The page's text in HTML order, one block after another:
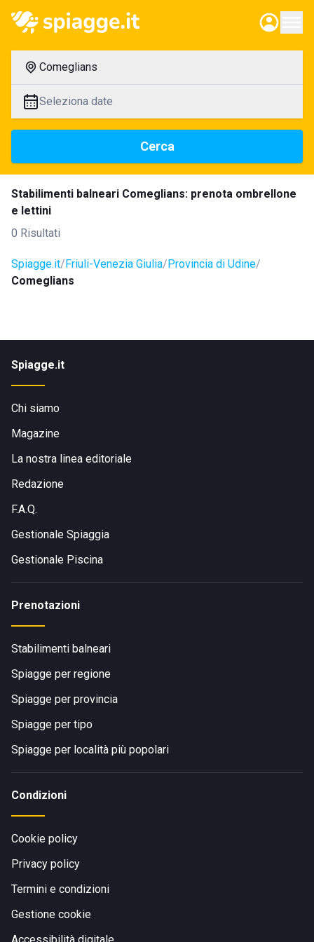
Comeglians
Seleziona date
Cerca
Stabilimenti balneari Comeglians: prenota ombrellone
e lettini
0 Risultati
Spiagge.it Friuli-Venezia Giulia Provincia di Udine
Comeglians
Spiagge.it
Chi siamo
Magazine
La nostra linea editoriale
Redazione
F.A.Q.
Gestionale Spiaggia
Gestionale Piscina
Prenotazioni
Stabilimenti balneari
Spiagge per regione
Spiagge per provincia
Spiagge per tipo
Spiagge per località più popolari
Condizioni
Cookie policy
Privacy policy
Termini e condizioni
Gestione cookie